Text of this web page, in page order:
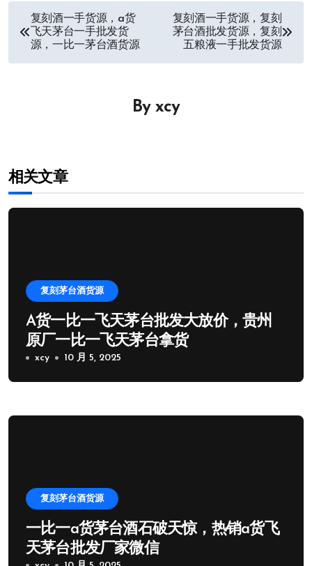
复刻酒一手货源，a货
飞天茅台一手批发货
源，一比一茅台酒货源
复刻酒一手货源，复刻
茅台酒批发货源，复刻
五粮液一手批发货源
By xcy
相关文章
复刻茅台酒货源
A货一比一飞天茅台批发大放价，贵州
原厂一比一飞天茅台拿货
xcy 10 月 5, 2025
复刻茅台酒货源
一比一a货茅台酒石破天惊，热销a货飞
天茅台批发厂家微信